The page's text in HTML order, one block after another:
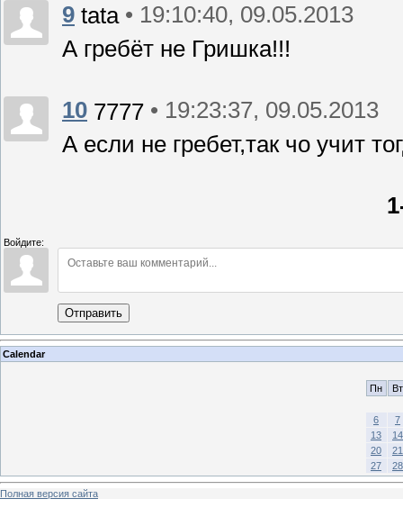
9 tata • 19:10:40, 09.05.2013
А гребёт не Гришка!!!
10 7777 • 19:23:37, 09.05.2013
А если не гребет,так чо учит
Войдите:
Отправить
Calendar
Пн Вт
6
7
13
14
20
21
27
28
Полная версия сайта